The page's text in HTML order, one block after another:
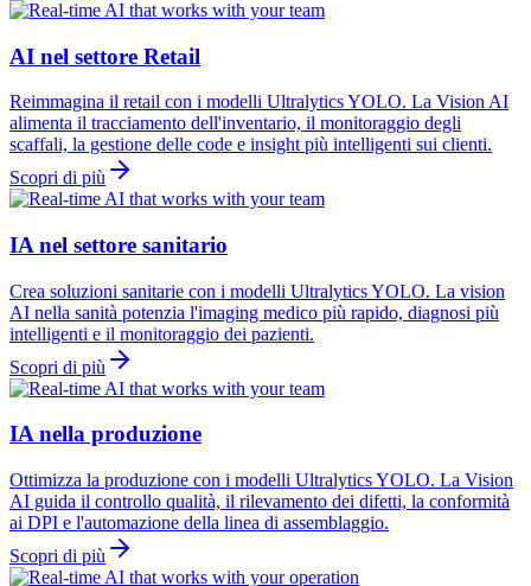
AI nel settore Retail
Reimmagina il retail con i modelli Ultralytics YOLO. La Vision AI
alimenta il tracciamento dell'inventario, il monitoraggio degli
scaffali, la gestione delle code e insight più intelligenti sui clienti.
Scopri di più
IA nel settore sanitario
Crea soluzioni sanitarie con i modelli Ultralytics YOLO. La vision
AI nella sanità potenzia l'imaging medico più rapido, diagnosi più
intelligenti e il monitoraggio dei pazienti.
Scopri di più
IA nella produzione
Ottimizza la produzione con i modelli Ultralytics YOLO. La Vision
AI guida il controllo qualità, il rilevamento dei difetti, la conformità
ai DPI e l'automazione della linea di assemblaggio.
Scopri di più